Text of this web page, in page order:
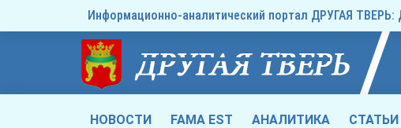
Информационно-аналитический портал ДРУГАЯ ТВЕРЬ:
НОВОСТИ FAMA EST АНАЛИТИКА СТАТЬИ